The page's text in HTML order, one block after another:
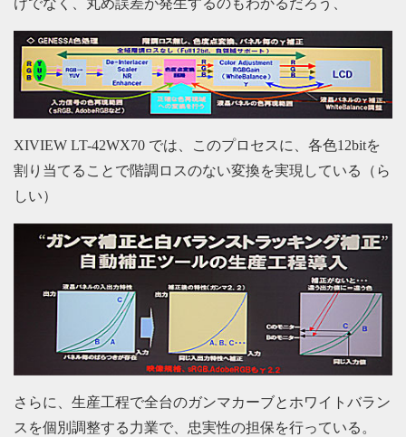
XIVIEW LT-42WX70 では、このプロセスに、各色12bitを
割り当てることで階調ロスのない変換を実現している（ら
しい）
さらに、生産工程で全台のガンマカーブとホワイトバラン
スを個別調整する力業で、忠実性の担保を行っている。